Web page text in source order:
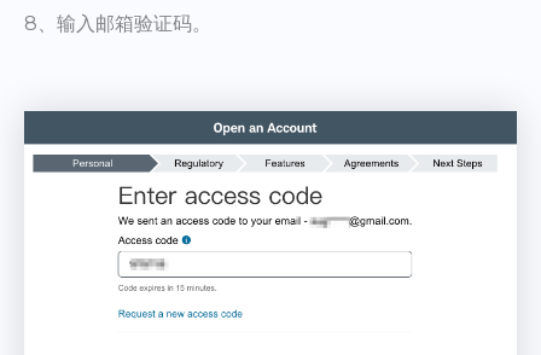
8、输入邮箱验证码。